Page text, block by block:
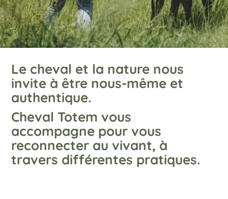
Le cheval et la nature nous
invite à être nous-même et
authentique.
Cheval Totem vous
accompagne pour vous
reconnecter au vivant, à
travers différentes pratiques.